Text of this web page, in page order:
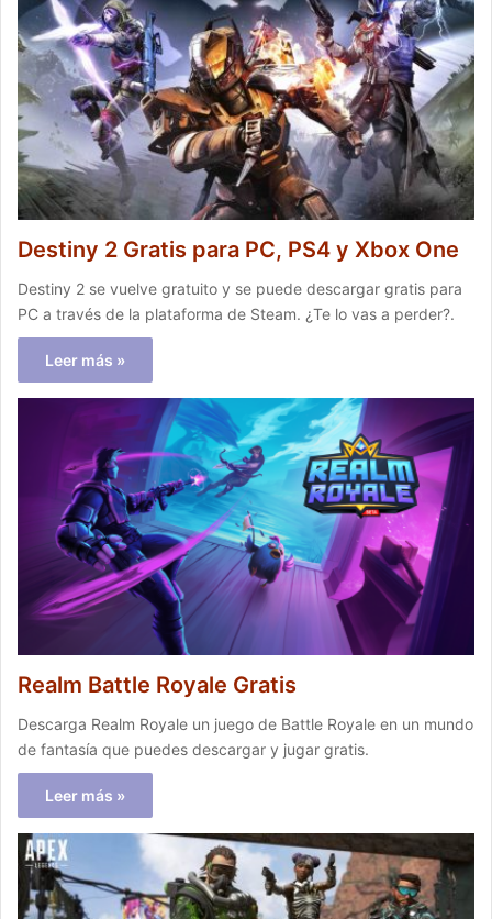
Destiny 2 Gratis para PC, PS4 y Xbox One
Destiny 2 se vuelve gratuito y se puede descargar gratis para
PC a través de la plataforma de Steam. ¿Te lo vas a perder?.
Leer más »
Realm Battle Royale Gratis
Descarga Realm Royale un juego de Battle Royale en un mundo
de fantasía que puedes descargar y jugar gratis.
Leer más »